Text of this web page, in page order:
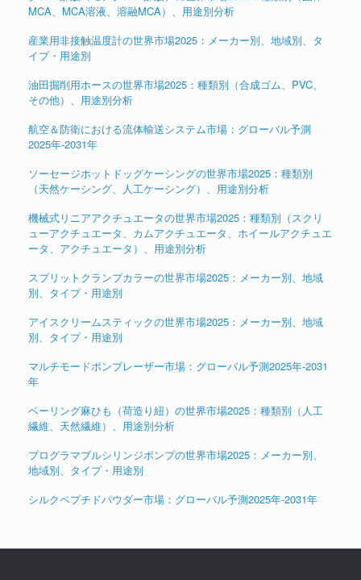
MCA、MCA溶液、溶融MCA）、用途別分析
産業用非接触温度計の世界市場2025：メーカー別、地域別、タ
イプ・用途別
油田掘削用ホースの世界市場2025：種類別（合成ゴム、PVC、
その他）、用途別分析
航空＆防衛における流体輸送システム市場：グローバル予測
2025年-2031年
ソーセージホットドッグケーシングの世界市場2025：種類別
（天然ケーシング、人工ケーシング）、用途別分析
機械式リニアアクチュエータの世界市場2025：種類別（スクリ
ューアクチュエータ、カムアクチュエータ、ホイールアクチュエ
ータ、アクチュエータ）、用途別分析
スプリットクランプカラーの世界市場2025：メーカー別、地域
別、タイプ・用途別
アイスクリームスティックの世界市場2025：メーカー別、地域
別、タイプ・用途別
マルチモードポンプレーザー市場：グローバル予測2025年-2031
年
ベーリング麻ひも（荷造り紐）の世界市場2025：種類別（人工
繊維、天然繊維）、用途別分析
プログラマブルシリンジポンプの世界市場2025：メーカー別、
地域別、タイプ・用途別
シルクペプチドパウダー市場：グローバル予測2025年-2031年